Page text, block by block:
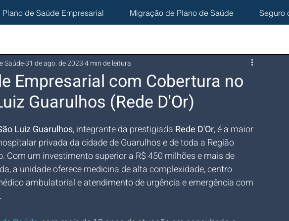
Plano de Saúde Empresarial Migração de Plano de Saúde Seguro
Empresarial com Cobertura no
Guarulhos (Rede D'Or)
Saúde31 de ago. de 20234 min de leitura
Luiz Guarulhos, integrante da prestigiada Rede D'Or, é a maior
privada da cidade de Guarulhos e de toda a Região
Com um investimento superior a R$ 450 milhões e mais de
a unidade oferece medicina de alta complexidade, centro
ambulatorial e atendimento de urgência e emergência com